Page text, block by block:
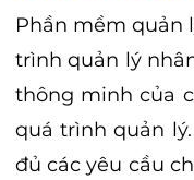
Phần mềm quản
trình quản lý
thông minh của
quá trình quản
đủ các yêu cầu